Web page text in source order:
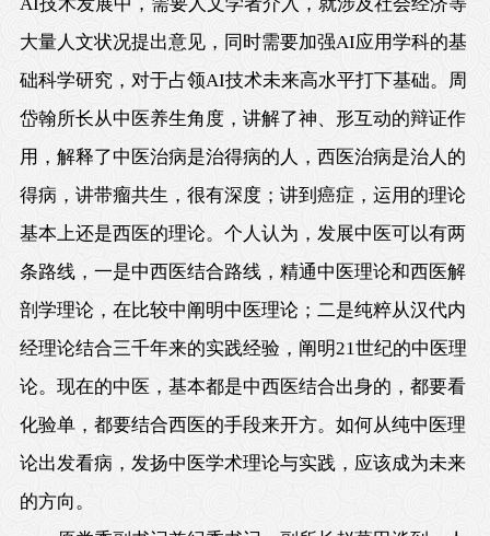
大量人文状况提出意见，同时需要加强AI应用学科的基
础科学研究，对于占领AI技术未来高水平打下基础。周
岱翰所长从中医养生角度，讲解了神、形互动的辩证作
用，解释了中医治病是治得病的人，西医治病是治人的
得病，讲带瘤共生，很有深度；讲到癌症，运用的理论
基本上还是西医的理论。个人认为，发展中医可以有两
条路线，一是中西医结合路线，精通中医理论和西医解
剖学理论，在比较中阐明中医理论；二是纯粹从汉代内
经理论结合三千年来的实践经验，阐明21世纪的中医理
论。现在的中医，基本都是中西医结合出身的，都要看
化验单，都要结合西医的手段来开方。如何从纯中医理
论出发看病，发扬中医学术理论与实践，应该成为未来
的方向。